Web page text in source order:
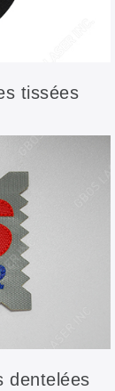
tissées
dentelées